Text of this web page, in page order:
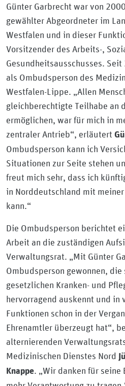
Günter Garbrecht war von
gewählter Abgeordneter im
Westfalen und in dieser
Vorsitzender des Arbeits-,
Gesundheitsausschusses.
als Ombudsperson des
Westfalen-Lippe. „Allen
gleichberechtigte Teilhabe an
ermöglichen, war für mich in
zentraler Antrieb“, erläutert
Ombudsperson kann ich
Situationen zur Seite stehen
freut mich sehr, dass ich
in Norddeutschland mit
kann.“
Die Ombudsperson berichtet
Arbeit an die zuständigen
Verwaltungsrat. „Mit Günter
Ombudsperson gewonnen,
gesetzlichen Kranken- und
hervorragend auskennt und in
Funktionen schon in der
Ehrenamtler überzeugt hat“,
alternierenden
Medizinischen Dienstes Nord
Knappe. „Wir danken für